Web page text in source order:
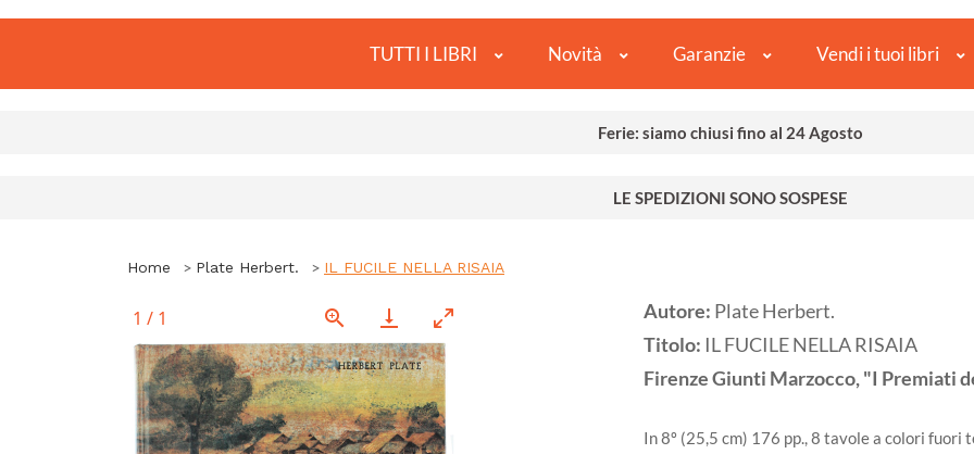
TUTTI I LIBRI Novità Garanzie Vendi i tuoi libri
Ferie: siamo chiusi fino al 24 Agosto
LE SPEDIZIONI SONO SOSPESE
Home Plate Herbert. IL FUCILE NELLA RISAIA
1 / 1 Autore: Plate Herbert.
Titolo: IL FUCILE NELLA RISAIA
FirenzeGiunti Marzocco, "I Premiati
In 8º (25,5 cm) 176 pp., 8 tavole a colori